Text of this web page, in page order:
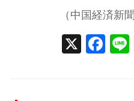
（中国経済新聞
X F
a